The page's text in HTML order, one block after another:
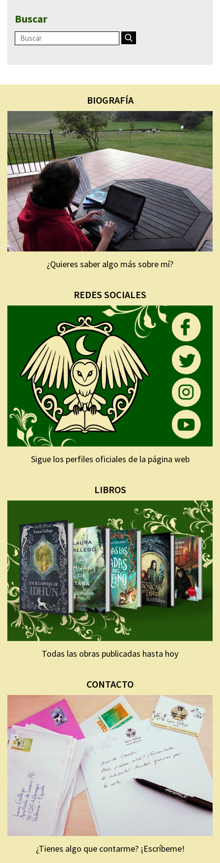
Buscar
BIOGRAFÍA
¿Quieres saber algo más sobre mí?
REDES SOCIALES
Sigue los perfiles oficiales de la página web
LIBROS
Todas las obras publicadas hasta hoy
CONTACTO
¿Tienes algo que contarme? ¡Escríbeme!